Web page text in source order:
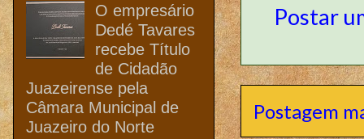
Postar
Postagem
O empresário
Dedé Tavares
recebe Título
de Cidadão
Juazeirense pela
Câmara Municipal de
Juazeiro do Norte